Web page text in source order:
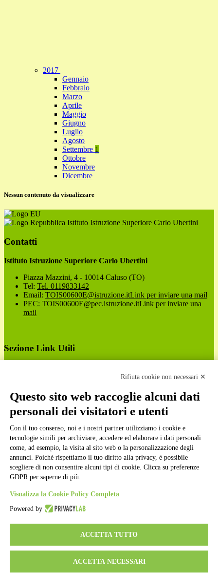
2017
Gennaio
Febbraio
Marzo
Aprile
Maggio
Giugno
Luglio
Agosto
Settembre 1
Ottobre
Novembre
Dicembre
Nessun contenuto da visualizzare
Istituto Istruzione Superiore Carlo Ubertini
Contatti
Istituto Istruzione Superiore Carlo Ubertini
Piazza Mazzini, 4 - 10014 Caluso (TO)
Tel: Tel. 0119833142
Email: TOIS00600E@istruzione.itLink per inviare una mail
PEC: TOIS00600E@pec.istruzione.itLink per inviare una
mail
Sezione Link Utili
Ufficio Relazioni con il Pubblico
Dichiarazione di accessibilità
Obiettivi di accessibilità
Gestione consensi cookie
Amministrazione trasparente
Pagina visualizzata
284903volte
Sezione Copyright
Copyright 2026 | Engineered and powered by Gruppo Spaggiari
Parma S.p.A. | Divisione Publishing & New Social Media
Rifiuta cookie non necessari ✕
Questo sito web raccoglie alcuni dati
personali dei visitatori e utenti
Con il tuo consenso, noi e i nostri partner utilizziamo i cookie e
tecnologie simili per archiviare, accedere ed elaborare i dati personali
come, ad esempio, la visita al sito web o la personalizzazione degli
annunci. Poiché rispettiamo il tuo diritto alla privacy, è possibile
scegliere di non consentire alcuni tipi di cookie. Clicca su preferenze
GDPR per saperne di più.
Visualizza la Cookie Policy Completa
Powered by
ACCETTA TUTTO
ACCETTA NECESSARI